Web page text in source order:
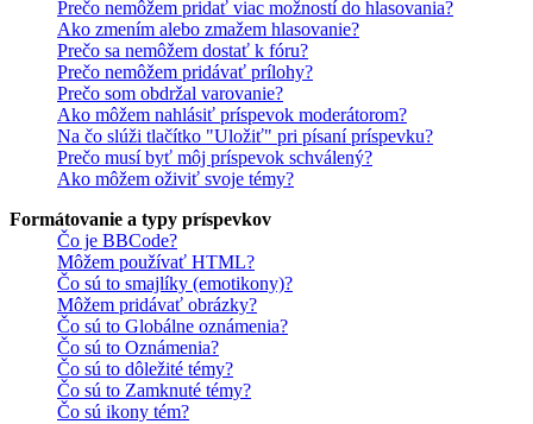
Prečo nemôžem pridať viac možností do hlasovania?
Ako zmením alebo zmažem hlasovanie?
Prečo sa nemôžem dostať k fóru?
Prečo nemôžem pridávať prílohy?
Prečo som obdržal varovanie?
Ako môžem nahlásiť príspevok moderátorom?
Na čo slúži tlačítko "Uložiť" pri písaní príspevku?
Prečo musí byť môj príspevok schválený?
Ako môžem oživiť svoje témy?
Formátovanie a typy príspevkov
Čo je BBCode?
Môžem používať HTML?
Čo sú to smajlíky (emotikony)?
Môžem pridávať obrázky?
Čo sú to Globálne oznámenia?
Čo sú to Oznámenia?
Čo sú to dôležité témy?
Čo sú to Zamknuté témy?
Čo sú ikony tém?